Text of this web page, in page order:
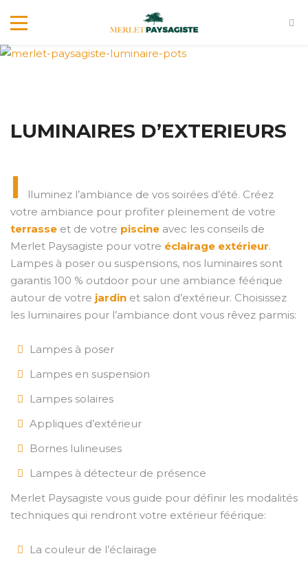
LUMINAIRES D’EXTERIEURS
I
lluminez l’ambiance de vos soirées d’été. Créez
votre ambiance pour profiter pleinement de votre
terrasse et de votre piscine avec les conseils de
Merlet Paysagiste pour votre éclairage extérieur.
Lampes à poser ou suspensions, nos luminaires sont
garantis 100 % outdoor pour une ambiance féérique
autour de votre jardin et salon d’extérieur. Choisissez
les luminaires pour l’ambiance dont vous rêvez parmis:
Lampes à poser
Lampes en suspension
Lampes solaires
Appliques d’extérieur
Bornes lulineuses
Lampes à détecteur de présence
Merlet Paysagiste vous guide pour définir les modalités
techniques qui rendront votre extérieur féérique:
La couleur de l’éclairage